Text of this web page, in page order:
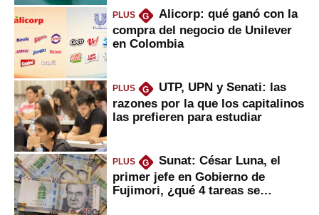
PLUS G
Alicorp: qué ganó con la
compra del negocio de Unilever
en Colombia
PLUS G
UTP, UPN y Senati: las
razones por la que los capitalinos
las prefieren para estudiar
PLUS G
Sunat: César Luna, el
primer jefe en Gobierno de
Fujimori, ¿qué 4 tareas se